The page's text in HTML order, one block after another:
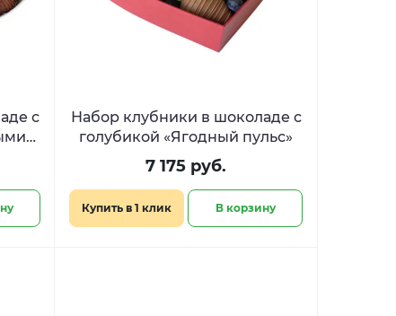
с
Набор клубники в шоколаде с
голубикой «Ягодный пульс»
7 175 руб.
Купить в 1 клик В корзину